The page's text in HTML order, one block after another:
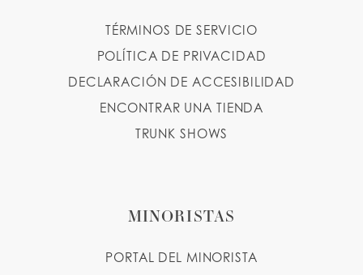
TÉRMINOS DE SERVICIO
POLÍTICA DE PRIVACIDAD
DECLARACIÓN DE ACCESIBILIDAD
ENCONTRAR UNA TIENDA
TRUNK SHOWS
MINORISTAS
PORTAL DEL MINORISTA